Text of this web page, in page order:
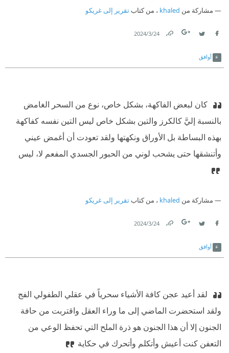
مشاركة من khaled ، من كتابتقرير إلى غريكو
24‏/3‏/2024
أوافق
‫ كان لبعض الفاكهة، بشكل خاص، نوع من السحر الغامض
بالنسبة إليَّ كالكرز والتين بشكل خاص ليس التين نفسه كفاكهة
بهذه البساطة بل الأوراق ونكهتها ولقد تعودت أن أغمض عيني
وأتنشقها حتى يشحب لوني من الحبور الجسدي المفعم لا، ليس
مشاركة من khaled ، من كتابتقرير إلى غريكو
24‏/3‏/2024
أوافق
‫ لقد أعيد عجن كافة الأشياء سحرياً في عقلي الطفولي الفج
ولقد استحضرت الماضي إلى ما وراء العقل واقتربت من حافة
الجنون إلا أن هذا الجنون هو ذرة الملح التي تحفظ الوعي من
التعفن كنت أعيش وأتكلم وأتحرك في حكاية